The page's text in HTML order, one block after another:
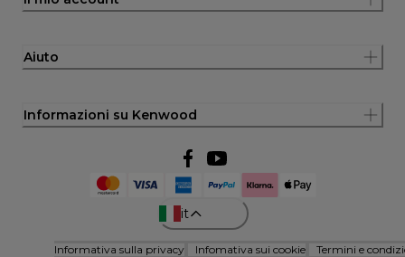
Aiuto
Informazioni su Kenwood
it
Informativa sulla privacy Infomativa sui cookie Termini e